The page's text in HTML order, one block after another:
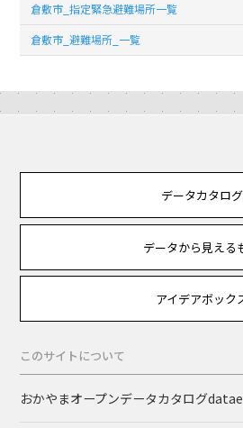
倉敷市_指定緊急避難場所一覧
倉敷市_避難場所_一覧
データカタログ
データから見える
アイデアボック
このサイトについて
おかやまオープンデータカタログ